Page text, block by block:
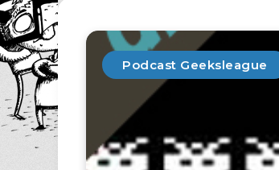
Podcast Geeksleague